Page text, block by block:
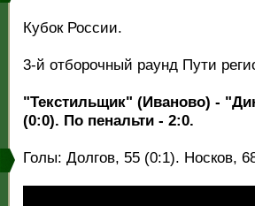
Кубок России.
3-й отборочный раунд Пути
"Текстильщик" (Иваново) -
(0:0). По пенальти - 2:0.
Голы: Долгов, 55 (0:1). Носков,